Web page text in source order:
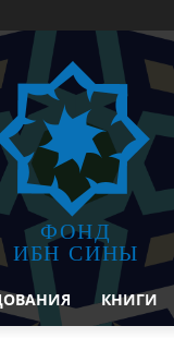
ФОНД
ИБН СИНЫ
КНИГИ